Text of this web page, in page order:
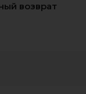
возврат